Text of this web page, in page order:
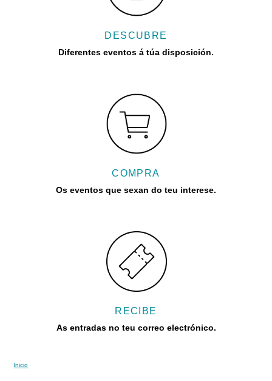
DESCUBRE
Diferentes eventos á túa disposición.
COMPRA
Os eventos que sexan do teu interese.
RECIBE
As entradas no teu correo electrónico.
Vostede está aquí
Inicio